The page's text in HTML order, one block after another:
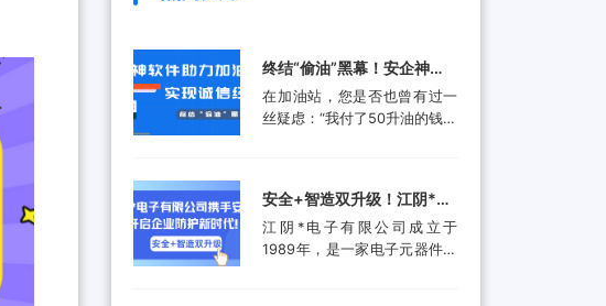
终结“偷油”黑幕！安企神软
件助力加油站实现诚信经
营，挽回消费者信任
在加油站，您是否也曾有过一
丝疑虑：“我付了50升油的钱，
件等高科技手段偷油偷税的行
为屡被曝光，不仅让消费者蒙
受经济损失，更严重侵蚀了行
安全+智造双升级！江阴*电
子有限公司携手安企神开启
企业防护新时代！
江阴*电子有限公司成立于
1989年，是一家电子元器件集